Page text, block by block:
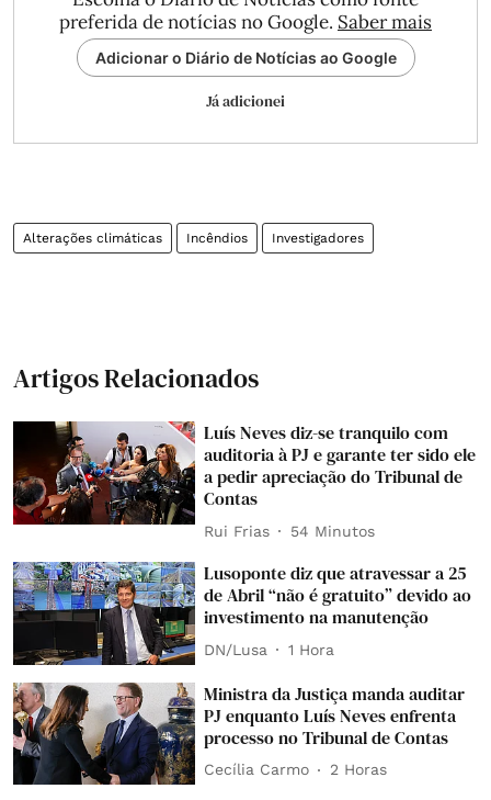
preferida de notícias no Google. Saber mais
Adicionar o Diário de Notícias ao Google
Já adicionei
Alterações climáticas Incêndios Investigadores
Artigos Relacionados
Luís Neves diz-se tranquilo com
auditoria à PJ e garante ter sido ele
a pedir apreciação do Tribunal de
Contas
Rui Frias 54 Minutos
Lusoponte diz que atravessar a 25
de Abril “não é gratuito” devido ao
investimento na manutenção
DN/Lusa 1 Hora
Ministra da Justiça manda auditar
PJ enquanto Luís Neves enfrenta
processo no Tribunal de Contas
Cecília Carmo 2 Horas